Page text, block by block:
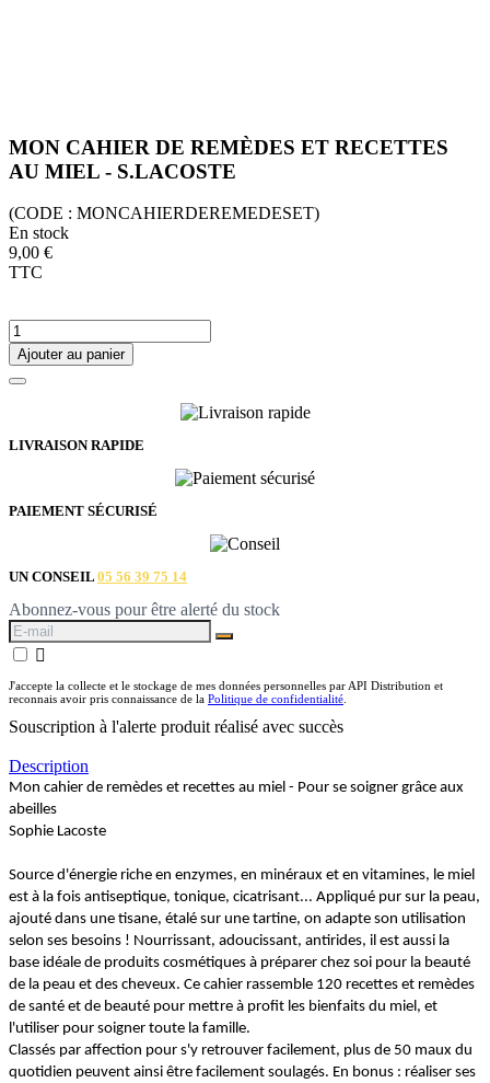
MON CAHIER DE REMÈDES ET RECETTES
AU MIEL - S.LACOSTE
(CODE : MONCAHIERDEREMEDESET)
En stock
9,00 €
TTC
Ajouter au panier
LIVRAISON RAPIDE
PAIEMENT SÉCURISÉ
UN CONSEIL 05 56 39 75 14
Abonnez-vous pour être alerté du stock

J'accepte la collecte et le stockage de mes données personnelles par API Distribution et
reconnais avoir pris connaissance de la Politique de confidentialité.
Souscription à l'alerte produit réalisé avec succès
Description
Mon cahier de remèdes et recettes au miel - Pour se soigner grâce aux
abeilles
Sophie Lacoste
Source d'énergie riche en enzymes, en minéraux et en vitamines, le miel
est à la fois antiseptique, tonique, cicatrisant... Appliqué pur sur la peau,
ajouté dans une tisane, étalé sur une tartine, on adapte son utilisation
selon ses besoins ! Nourrissant, adoucissant, antirides, il est aussi la
base idéale de produits cosmétiques à préparer chez soi pour la beauté
de la peau et des cheveux. Ce cahier rassemble 120 recettes et remèdes
de santé et de beauté pour mettre à profit les bienfaits du miel, et
l'utiliser pour soigner toute la famille.
Classés par affection pour s'y retrouver facilement, plus de 50 maux du
quotidien peuvent ainsi être facilement soulagés. En bonus : réaliser ses